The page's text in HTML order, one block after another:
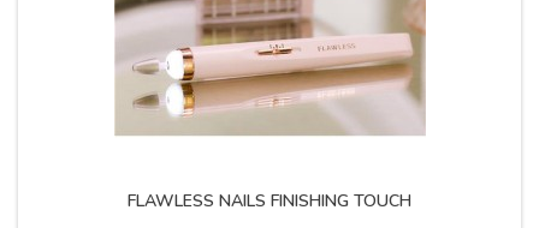
FLAWLESS NAILS FINISHING TOUCH